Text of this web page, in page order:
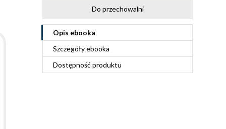
Do przechowalni
Opis ebooka
Szczegółyebooka
Dostępność produktu